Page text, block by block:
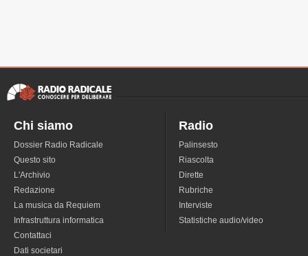
Chi siamo
Dossier Radio Radicale
Questo sito
L'Archivio
Redazione
La musica da Requiem
Infrastruttura informatica
Contattaci
Dati societari
Radio
Palinsesto
Riascolta
Dirette
Rubriche
Interviste
Statistiche audio/video